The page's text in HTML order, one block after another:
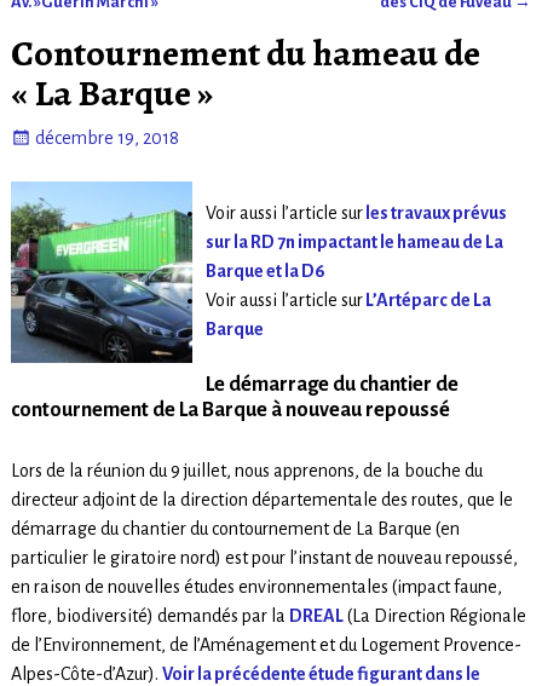
Contournement du hameau de
« La Barque »
décembre 19, 2018
Voir aussi l’article surles travaux prévus
sur la RD 7n impactant le hameau de La
Barque et la D6
Voir aussi l’article surL’Artéparc de La
Barque
Le démarrage du chantier de
contournement de La Barque à nouveau repoussé
Lors de la réunion du 9 juillet, nous apprenons, de la bouche du
directeur adjoint de la direction départementale des routes, que le
démarrage du chantier du contournement de La Barque (en
particulier le giratoire nord) est pour l’instant de nouveau repoussé,
en raison de nouvelles études environnementales (impact faune,
flore, biodiversité) demandés par la DREAL(La Direction Régionale
de l’Environnement, de l’Aménagement et du Logement Provence-
Alpes-Côte-d’Azur). Voir la précédente étude figurant dans le